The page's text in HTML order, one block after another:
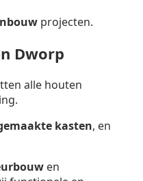
projecten.
Dworp
alle houten
kasten, en
en